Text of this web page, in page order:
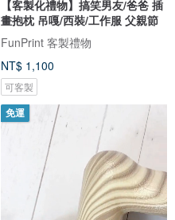
【客製化禮物】搞笑男友/爸爸 插
畫抱枕 吊嘎/西裝/工作服 父親節
FunPrint 客製禮物
NT$ 1,100
可客製
免運